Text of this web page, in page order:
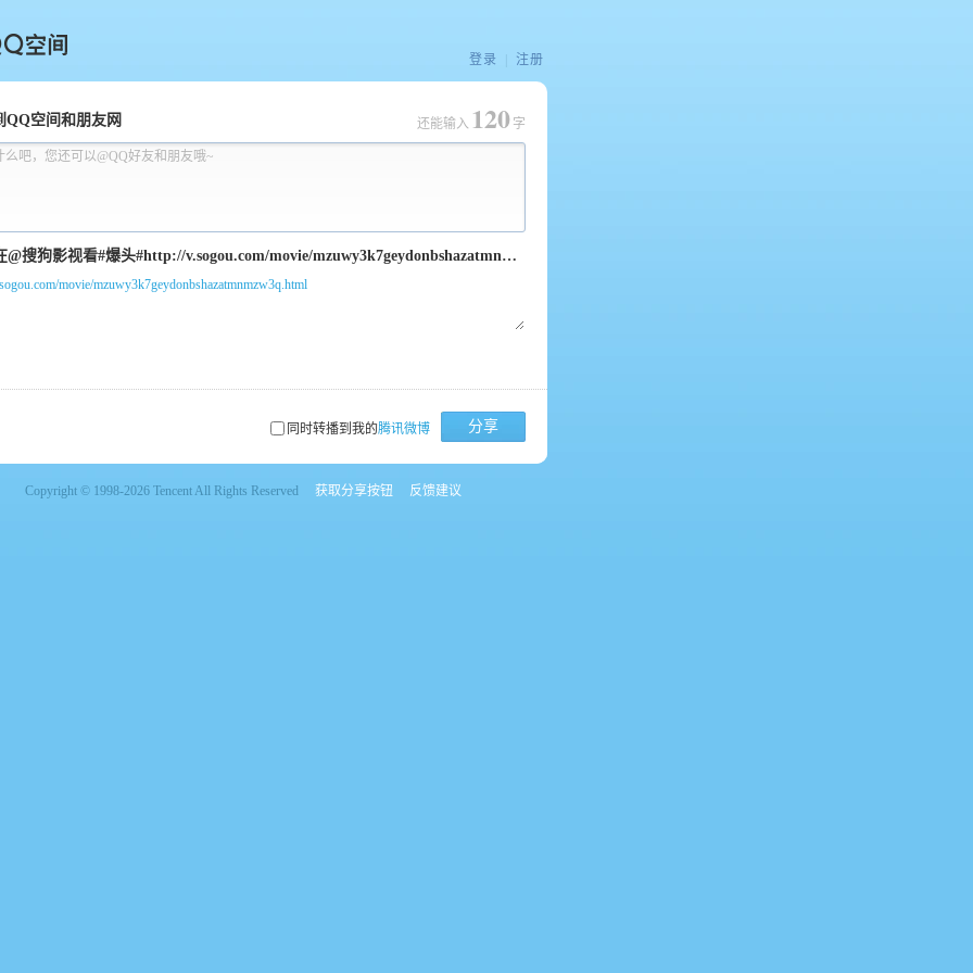
间
登录 注册
QQ空间和朋友网
么吧，您还可以@QQ好友和朋友哦~
还能输入 120 字
movie/mzuwy3k7geydonbshazatmnmzw3q.html
同时转播到我的腾讯微博 分享
Copyright © 1998-2026 Tencent All Rights Reserved 获取分享按钮 反馈建议